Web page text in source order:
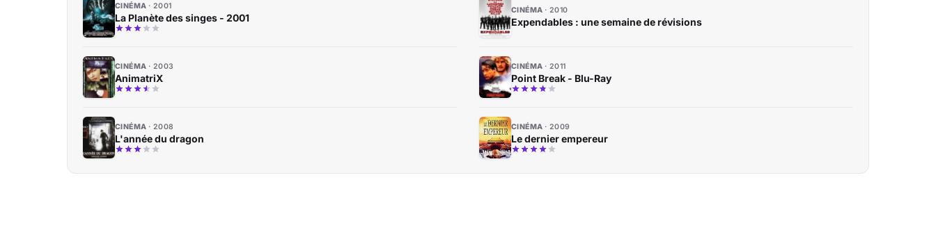
CINÉMA 2001
La Planète des singes - 2001
CINÉMA 2010
Expendables : une semaine de révisions
CINÉMA 2003
AnimatriX
CINÉMA 2011
Point Break - Blu-Ray
CINÉMA 2008
L'année du dragon
CINÉMA 2009
Le dernier empereur